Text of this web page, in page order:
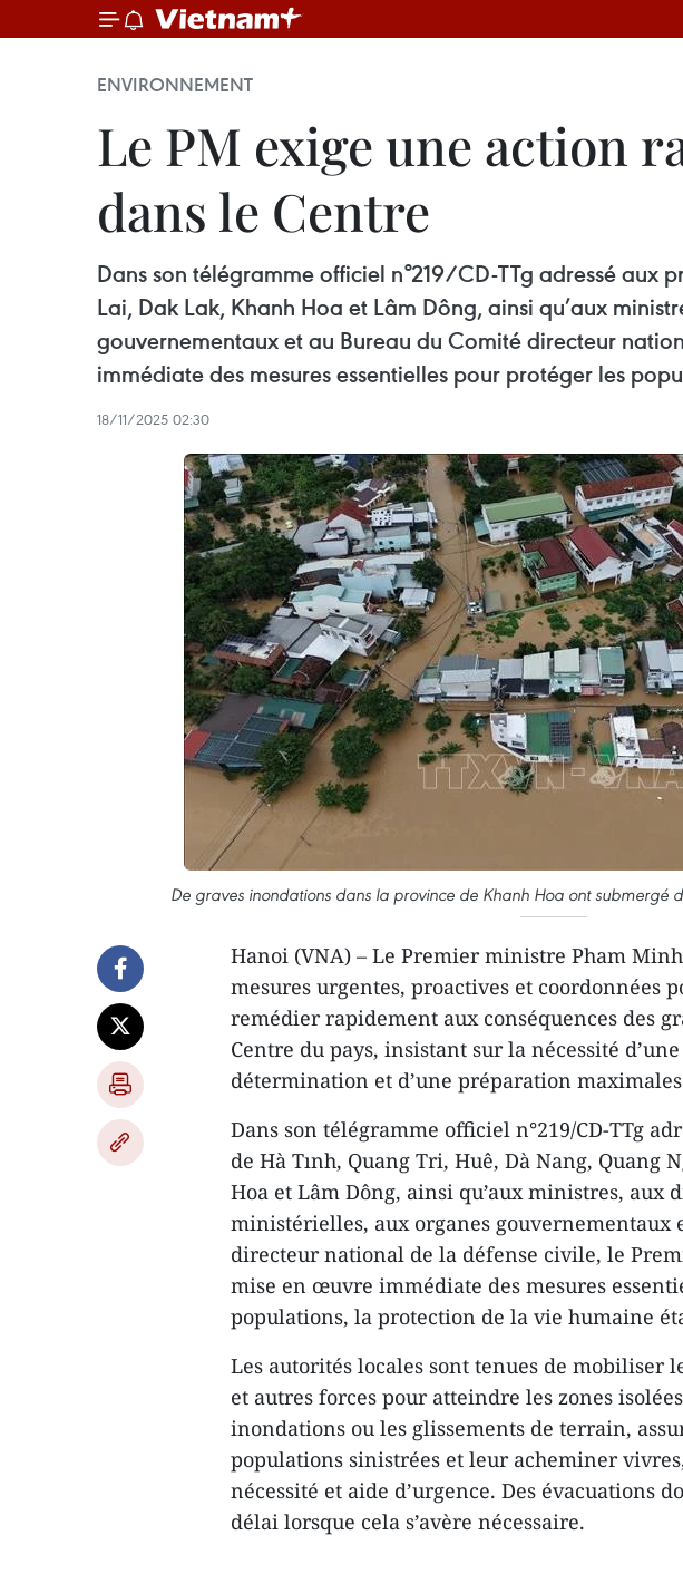
ENVIRONNEMENT
Le PM exige une action
dans le Centre
Dans son télégramme officiel n°219/CD-TTg adressé aux
Lai, Dak Lak, Khanh Hoa et Lâm Dông, ainsi qu’aux
gouvernementaux et au Bureau du Comité directeur
immédiate des mesures essentielles pour protéger les
18/11/2025 02:30
De graves inondations dans la province de Khanh Hoa ont submergé
Hanoi (VNA) – Le Premier ministre Pham
mesures urgentes, proactives et coordonnées
remédier rapidement aux conséquences des
Centre du pays, insistant sur la nécessité
détermination et d’une préparation
Dans son télégramme officiel n°219/CD-TTg
de Hà Tınh, Quang Tri, Huê, Dà Nang, Quang
Hoa et Lâm Dông, ainsi qu’aux ministres, aux
ministérielles, aux organes gouvernementaux
directeur national de la défense civile, le
mise en œuvre immédiate des mesures
populations, la protection de la vie humaine
Les autorités locales sont tenues de mobiliser
et autres forces pour atteindre les zones
inondations ou les glissements de terrain,
populations sinistrées et leur acheminer
nécessité et aide d’urgence. Des évacuations
délai lorsque cela s’avère nécessaire.